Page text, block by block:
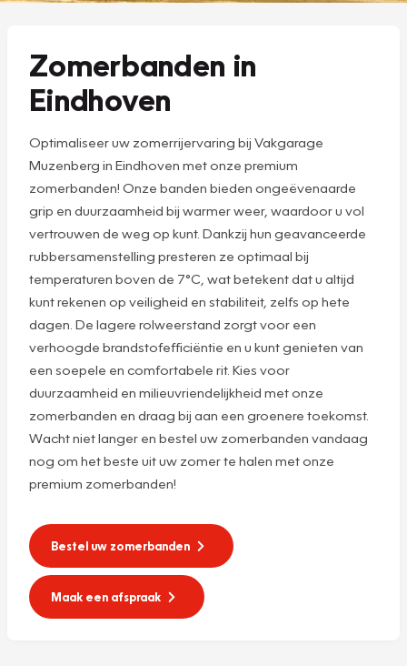
Zomerbanden in
Eindhoven
Optimaliseer uw zomerrijervaring bij Vakgarage
Muzenberg in Eindhoven met onze premium
zomerbanden! Onze banden bieden ongeëvenaarde
grip en duurzaamheid bij warmer weer, waardoor u vol
vertrouwen de weg op kunt. Dankzij hun geavanceerde
rubbersamenstelling presteren ze optimaal bij
temperaturen boven de 7°C, wat betekent dat u altijd
kunt rekenen op veiligheid en stabiliteit, zelfs op hete
dagen. De lagere rolweerstand zorgt voor een
verhoogde brandstofefficiëntie en u kunt genieten van
een soepele en comfortabele rit. Kies voor
duurzaamheid en milieuvriendelijkheid met onze
zomerbanden en draag bij aan een groenere toekomst.
Wacht niet langer en bestel uw zomerbanden vandaag
nog om het beste uit uw zomer te halen met onze
premium zomerbanden!
Bestel uw zomerbanden
Maak een afspraak